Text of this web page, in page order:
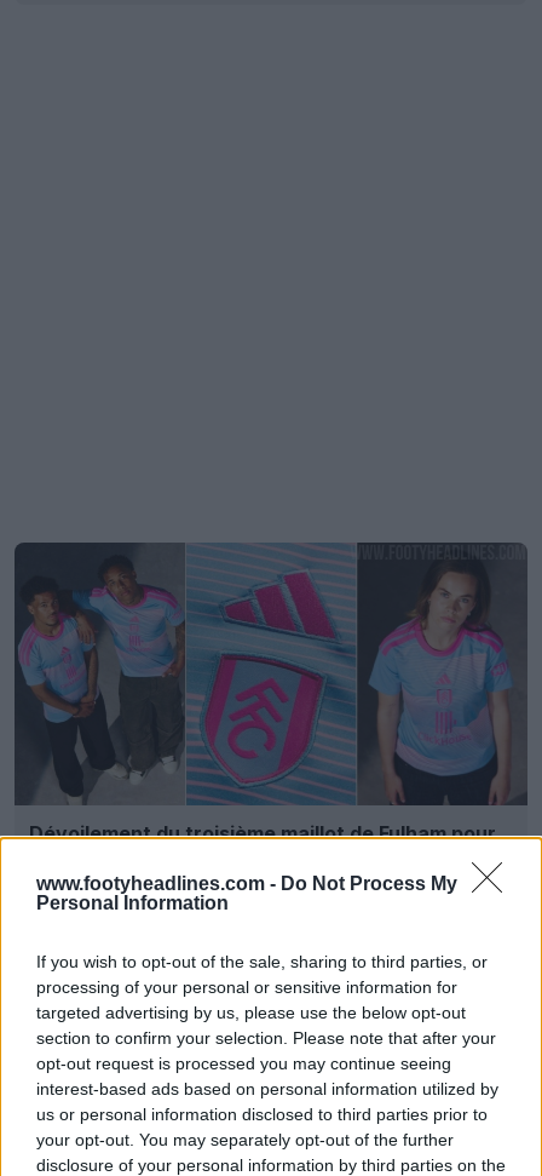
www.footyheadlines.com - Do Not Process My
Personal Information
If you wish to opt-out of the sale, sharing to third parties, or
processing of your personal or sensitive information for
targeted advertising by us, please use the below opt-out
section to confirm your selection. Please note that after your
opt-out request is processed you may continue seeing
interest-based ads based on personal information utilized by
us or personal information disclosed to third parties prior to
your opt-out. You may separately opt-out of the further
disclosure of your personal information by third parties on the
Dévoilement du troisième maillot de Fulham pour
3 0 0 195 9m